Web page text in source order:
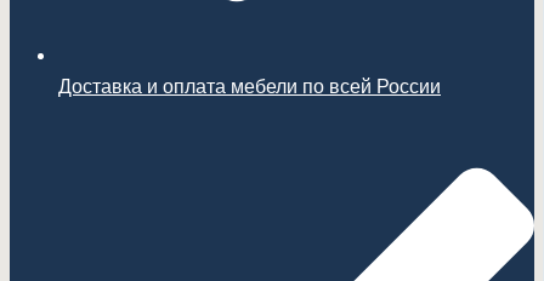
Доставка и оплата мебели по всей России